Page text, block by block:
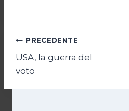
Navigazione
articoli
PRECEDENTE
USA, la guerra del
voto